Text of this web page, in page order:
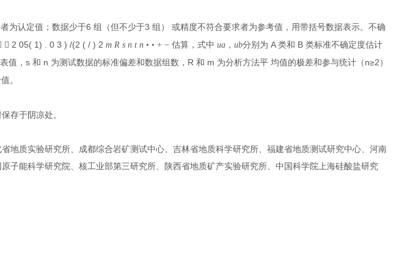
为认定值；数据少于6组（但不少于3组） 或精度不符合要求者为参考值，用带括号数据表示。不确
2 05( 1) . 0 3 ) /(2 ( / ) 2m R s n t n• • + −估算，式中ua ，ub分别为A类和 B类标准不确定度估计
值，s和 n 为测试数据的标准偏差和数据组数， R和 m 为分析方法平 均值的极差和参与统计（ n≥2 ）
。
存于阴凉处。
地质实验研究所、成都综合岩矿测试中心、吉林省地质科学研究所、福建省地质测试研究中心、河南
子能科学研究院、核工业部第三研究所、陕西省地质矿产实验研究所、中国科学院上海硅酸盐研究